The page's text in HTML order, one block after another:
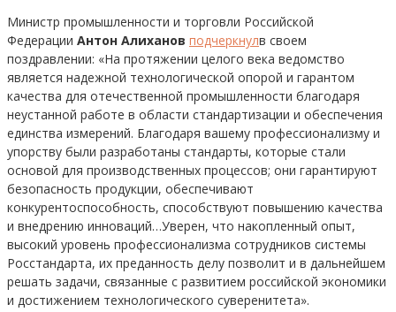
Министр промышленности и торговли Российской
Федерации Антон Алиханов подчеркнулв своем
поздравлении: «На протяжении целого века ведомство
является надежной технологической опорой и гарантом
качества для отечественной промышленности благодаря
неустанной работе в области стандартизации и обеспечения
единства измерений. Благодаря вашему профессионализму и
упорству были разработаны стандарты, которые стали
основой для производственных процессов; они гарантируют
безопасность продукции, обеспечивают
конкурентоспособность, способствуют повышению качества
и внедрению инноваций…Уверен, что накопленный опыт,
высокий уровень профессионализма сотрудников системы
Росстандарта, их преданность делу позволит и в дальнейшем
решать задачи, связанные с развитием российской экономики
и достижением технологического суверенитета».